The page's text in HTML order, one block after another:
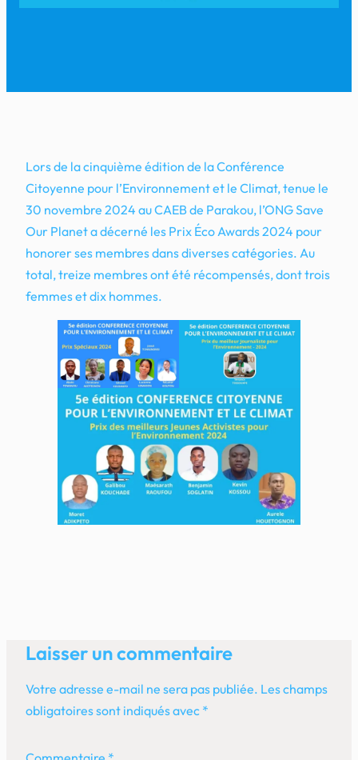
Lors de la cinquième édition de la Conférence
Citoyenne pour l’Environnement et le Climat, tenue le
30 novembre 2024 au CAEB de Parakou, l’ONG Save
Our Planet a décerné les Prix Éco Awards 2024 pour
honorer ses membres dans diverses catégories. Au
total, treize membres ont été récompensés, dont trois
femmes et dix hommes.
Laisser un commentaire
Votre adresse e-mail ne sera pas publiée. Les champs
obligatoires sont indiqués avec *